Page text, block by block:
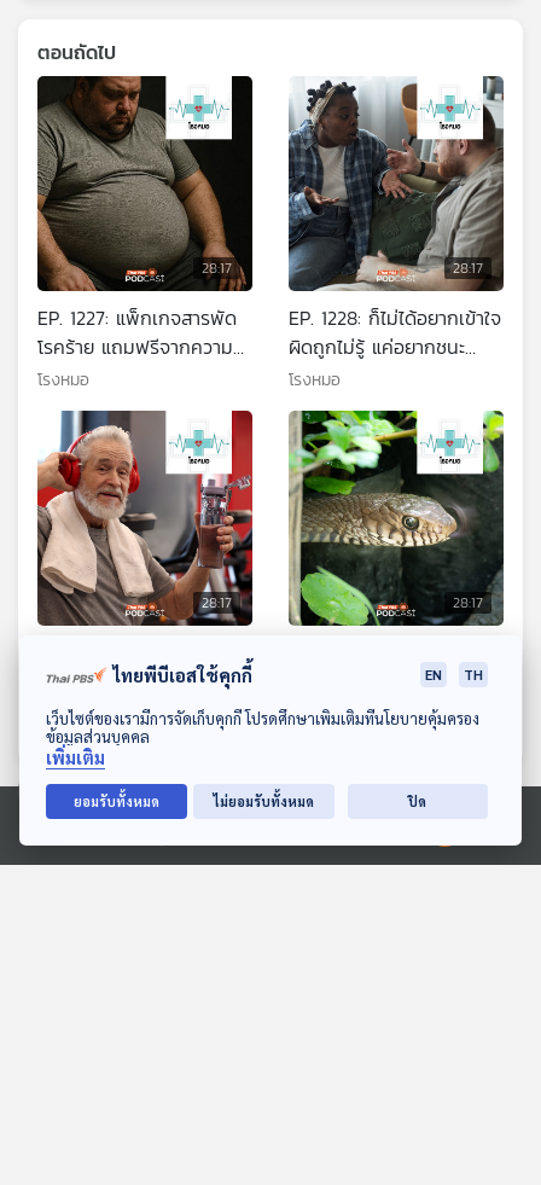
ดาวน์โหลด Thai PBS Podcast Application
Ⓒ 2020 องค์การกระจายเสียงและแพร่ภาพสาธารณะแห่งประเทศไทย
ตอนถัดไป
28:17
EP. 1227: แพ็กเกจสารพัด
โรคร้าย แถมฟรีจากความ
อ้วน
โรงหมอ
28:17
EP. 1228: ก็ไม่ได้อยากเข้าใจ
ผิดถูกไม่รู้ แค่อยากชนะ
เท่านั้น
โรงหมอ
28:17
EP. 1229: ความเชื่อกับเรื่อง
จริง คนสูงวัยกับการออก
กำลังกาย
โรงหมอ
28:17
กัดฉกต่อยเพียงครั้งเดียวก็
อาจตายได้
โรงหมอ
ตอนที่เกี่ยวข้อง
ไทยพีบีเอสใช้คุกกี้ EN TH
เว็บไซต์ของเรามีการจัดเก็บคุกกี้ โปรดศึกษาเพิ่มเติมที่นโยบายคุ้มครอง
ข้อมูลส่วนบุคคล
เพิ่มเติม
ยอมรับทั้งหมด ไม่ยอมรับทั้งหมด ปิด